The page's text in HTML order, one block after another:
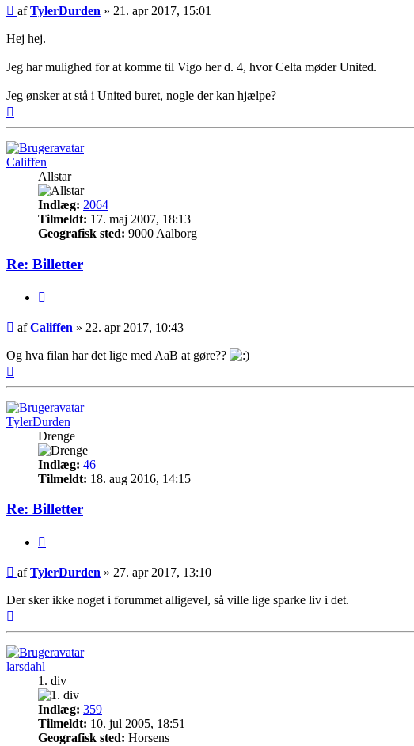
Indlæg
afTylerDurden » 21. apr 2017, 15:01
Hej hej.
Jeg har mulighed for at komme til Vigo her d. 4, hvor Celta møder United.
Jeg ønsker at stå i United buret, nogle der kan hjælpe?
Califfen
Allstar
Indlæg: 2064
Tilmeldt: 17. maj 2007, 18:13
Geografisk sted: 9000 Aalborg
Re: Billetter
Indlæg
afCaliffen » 22. apr 2017, 10:43
Og hva filan har det lige med AaB at gøre??
TylerDurden
Drenge
Indlæg: 46
Tilmeldt: 18. aug 2016, 14:15
Re: Billetter
Indlæg
afTylerDurden » 27. apr 2017, 13:10
Der sker ikke noget i forummet alligevel, så ville lige sparke liv i det.
larsdahl
1. div
Indlæg: 359
Tilmeldt: 10. jul 2005, 18:51
Geografisk sted: Horsens